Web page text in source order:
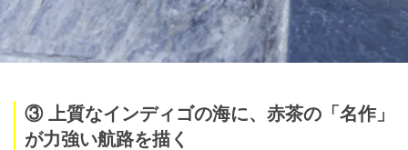
③ 上質なインディゴの海に、赤茶の「名作」
が力強い航路を描く